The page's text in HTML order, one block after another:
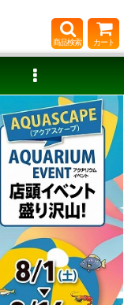
商品検索 カート